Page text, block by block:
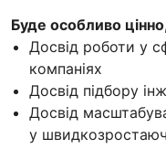
Буде особливо
Досвід роботи у
компаніях
Досвід підбору
Досвід
у